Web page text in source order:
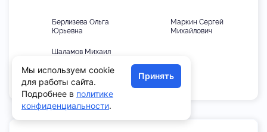
Берлизева Ольга
Юрьевна
Маркин Сергей
Михайлович
Шаламов Михаил
Мы используем cookie
для работы сайта.
Подробнее в политике
конфиденциальности.
Принять